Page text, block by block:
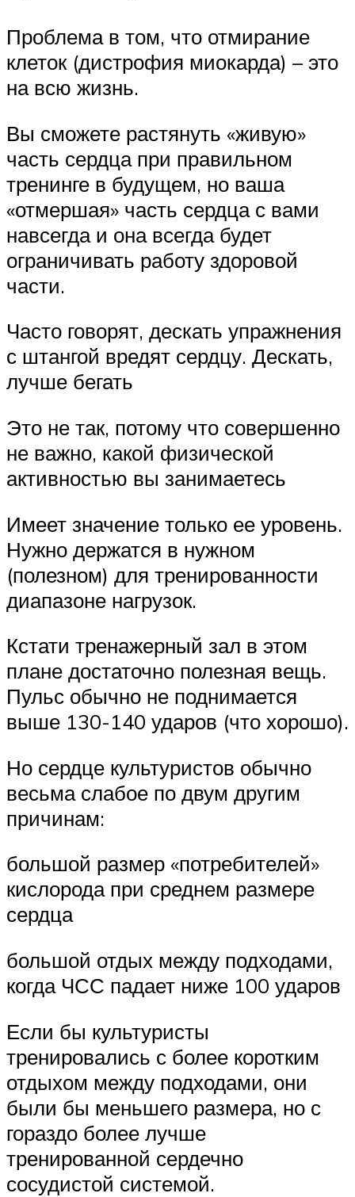
Проблема в том, что отмирание
клеток (дистрофия миокарда) – это
на всю жизнь.
Вы сможете растянуть «живую»
часть сердца при правильном
тренинге в будущем, но ваша
«отмершая» часть сердца с вами
навсегда и она всегда будет
ограничивать работу здоровой
части.
Часто говорят, дескать упражнения
с штангой вредят сердцу. Дескать,
лучше бегать
Это не так, потому что совершенно
не важно, какой физической
активностью вы занимаетесь
Имеет значение только ее уровень.
Нужно держатся в нужном
(полезном) для тренированности
диапазоне нагрузок.
Кстати тренажерный зал в этом
плане достаточно полезная вещь.
Пульс обычно не поднимается
выше 130-140 ударов (что хорошо).
Но сердце культуристов обычно
весьма слабое по двум другим
причинам:
большой размер «потребителей»
кислорода при среднем размере
сердца
большой отдых между подходами,
когда ЧСС падает ниже 100 ударов
Если бы культуристы
тренировались с более коротким
отдыхом между подходами, они
были бы меньшего размера, но с
гораздо более лучше
тренированной сердечно
сосудистой системой.